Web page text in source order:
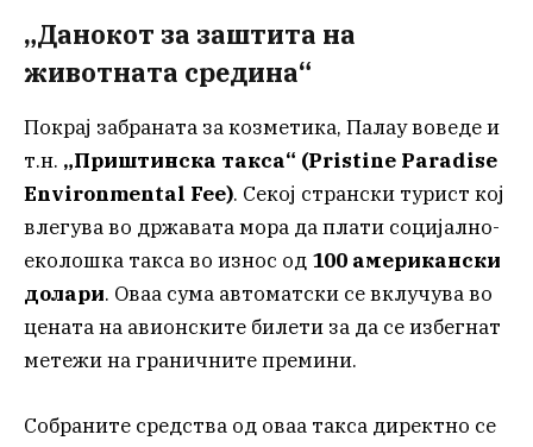
„Данокот за заштита на
животната средина“
Покрај забраната за козметика, Палау воведе и
т.н. „Приштинска такса“ (Pristine Paradise
Environmental Fee). Секој странски турист кој
влегува во државата мора да плати социјално-
еколошка такса во износ од 100 американски
долари. Оваа сума автоматски се вклучува во
цената на авионските билети за да се избегнат
метежи на граничните премини.
Собраните средства од оваа такса директно се